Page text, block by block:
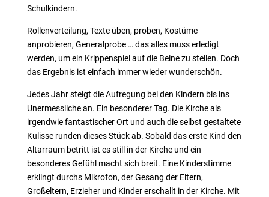
Schulkindern.
Rollenverteilung, Texte üben, proben, Kostüme
anprobieren, Generalprobe … das alles muss erledigt
werden, um ein Krippenspiel auf die Beine zu stellen. Doch
das Ergebnis ist einfach immer wieder wunderschön.
Jedes Jahr steigt die Aufregung bei den Kindern bis ins
Unermessliche an. Ein besonderer Tag. Die Kirche als
irgendwie fantastischer Ort und auch die selbst gestaltete
Kulisse runden dieses Stück ab. Sobald das erste Kind den
Altarraum betritt ist es still in der Kirche und ein
besonderes Gefühl macht sich breit. Eine Kinderstimme
erklingt durchs Mikrofon, der Gesang der Eltern,
Großeltern, Erzieher und Kinder erschallt in der Kirche. Mit